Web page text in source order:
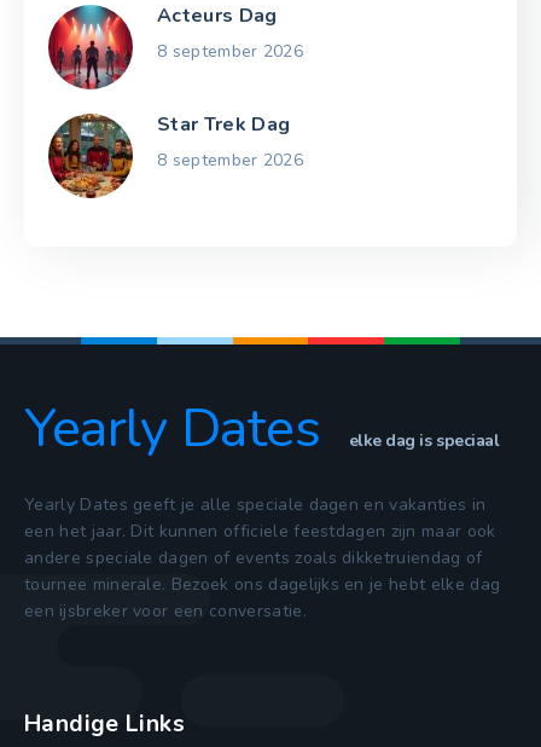
Acteurs Dag
8 september 2026
Star Trek Dag
8 september 2026
Yearly Dates elke dag is speciaal
Yearly Dates geeft je alle speciale dagen en vakanties in
een het jaar. Dit kunnen officiele feestdagen zijn maar ook
andere speciale dagen of events zoals dikketruiendag of
tournee minerale. Bezoek ons dagelijks en je hebt elke dag
een ijsbreker voor een conversatie.
Handige Links